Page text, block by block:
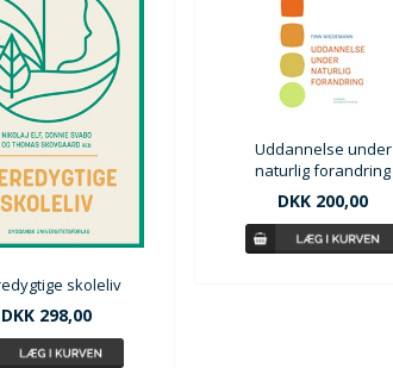
skoleliv
DKK 298,00
Uddannelse under
naturlig forandring
DKK 200,00